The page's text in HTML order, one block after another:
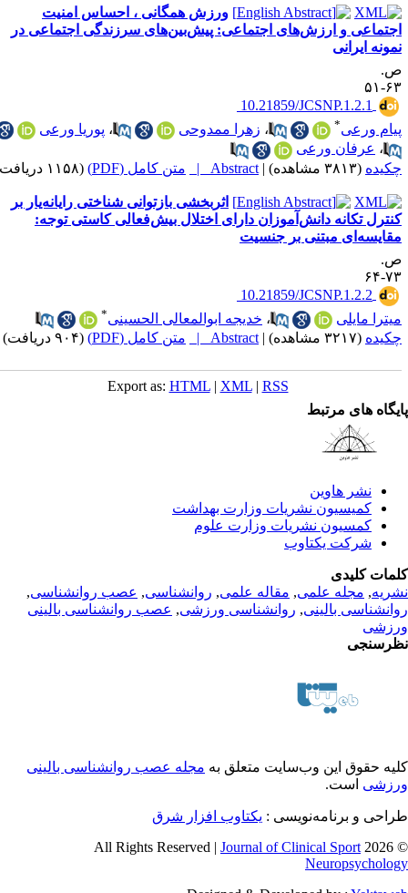
ورزش همگانی ، احساس امنیت
و ارزش‌های اجتماعی: پیش‌بین‌های سرزندگی اجتماعی در
ایرانی
۵۱
‎ 10.21859/JCSNP.1.2.1
ورعی
،زهرا ممدوحی ،پوریا ورعی
،عرفان ورعی
(۳۸۱۳ مشاهده) |
Abstract | متن کامل (PDF) (۱۱۵۸ دریافت)
اثربخشی بازتوانی شناختی رایانه‌یار بر
تکانه دانش‌آموزان دارای اختلال بیش‌فعالی کاستی توجه:
مبتنی بر جنسیت
۶۴
‎ 10.21859/JCSNP.1.2.2
مایلی
،خدیجه ابوالمعالی الحسینی
(۳۲۱۷ مشاهده) |
Abstract | متن کامل (PDF) (۹۰۴ دریافت)
Export as:HTML |XML|RSS
های مرتبط
نشر هاوین
کمیسیون نشریات وزارت بهداشت
کمسیون نشریات وزارت علوم
شرکت یکتاوب
کلیدی
,مجله علمی, مقاله علمی, روانشناسی, عصب روانشناسی,
بالینی, روانشناسی ورزشی, عصب روانشناسی بالینی
حقوق این وب‌سایت متعلق بهمجله عصب روانشناسی بالینی
است.
و برنامه‌نویسی : یکتاوب افزار شرق
©
Journal of Clinical Sport